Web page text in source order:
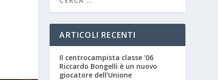
ARTICOLI RECENTI
Il centrocampista classe ’06
Riccardo Bongelli è un nuovo
giocatore dell’Unione